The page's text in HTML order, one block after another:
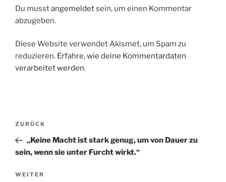
Du musstangemeldetsein, um einen Kommentar
abzugeben.
Diese Website verwendet Akismet, um Spam zu
reduzieren. Erfahre, wie deine Kommentardaten
verarbeitet werden.
Beitragsnavigation
Vorheriger
Beitrag
ZURÜCK
„Keine Macht ist stark genug, um von Dauer zu
sein, wenn sie unter Furcht wirkt.“
Nächster
WEITER